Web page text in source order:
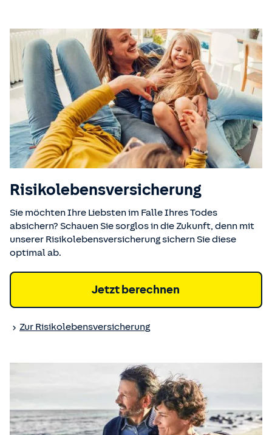
Risikolebens­versicherung
Sie möchten Ihre Liebsten im Falle Ihres Todes
absichern? Schauen Sie sorglos in die Zukunft, denn mit
unserer Risikolebensversicherung sichern Sie diese
optimal ab.
Jetzt berechnen
Zur Risiko­lebens­versicherung